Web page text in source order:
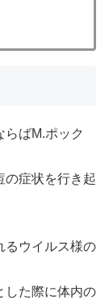
ばM.ポック
の症状を行き起
るウイルス様の
した際に体内の